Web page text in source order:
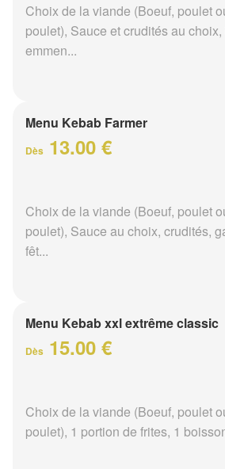
Choix de la viande (Boeuf, poulet
poulet), Sauce et crudités au
emmen...
Menu Kebab Farmer
Dès 13.00 €
Choix de la viande (Boeuf, poulet
poulet), Sauce au choix, crudités,
fêt...
Menu Kebab xxl extrême classic
Dès 15.00 €
Choix de la viande (Boeuf, poulet
poulet), 1 portion de frites, 1